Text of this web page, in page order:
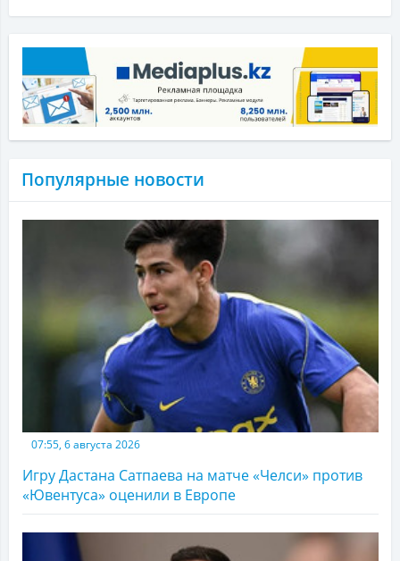
Популярные новости
07:55, 6 августа 2026
Игру Дастана Сатпаева на матче «Челси» против
«Ювентуса» оценили в Европе